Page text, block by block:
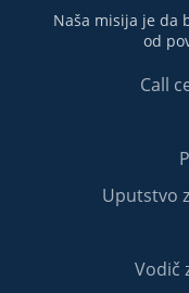
Naša misija je da
od
Call
Uputstvo
Vodič